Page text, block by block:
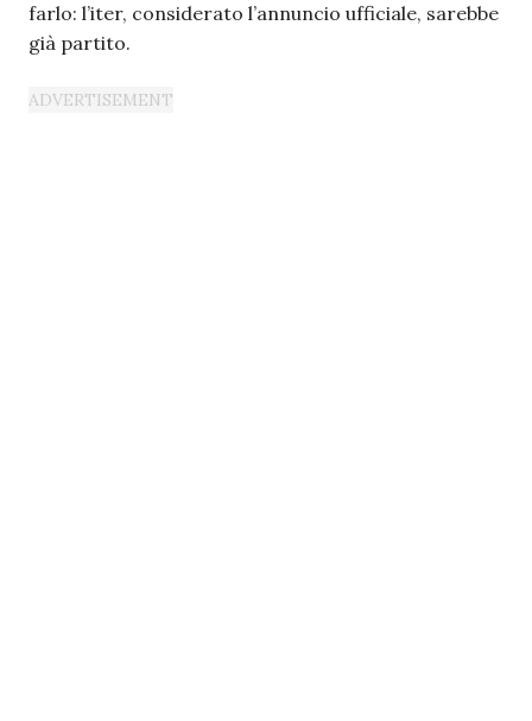
farlo: l’iter, considerato l’annuncio ufficiale, sarebbe
già partito.